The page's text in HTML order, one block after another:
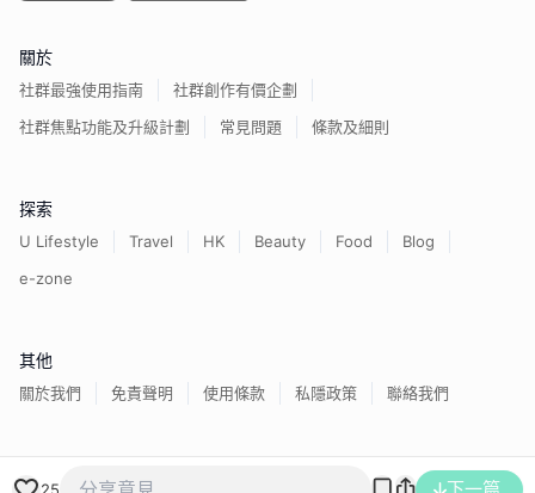
25
關於
社群最強使用指南
社群創作有價企劃
社群焦點功能及升級計劃
常見問題 條款及細則
探索
U Lifestyle Travel HK Beauty Food
Blog
e-zone
其他
關於我們 免責聲明 使用條款 私隱政策 聯絡我們
香港經濟日報版權所有©